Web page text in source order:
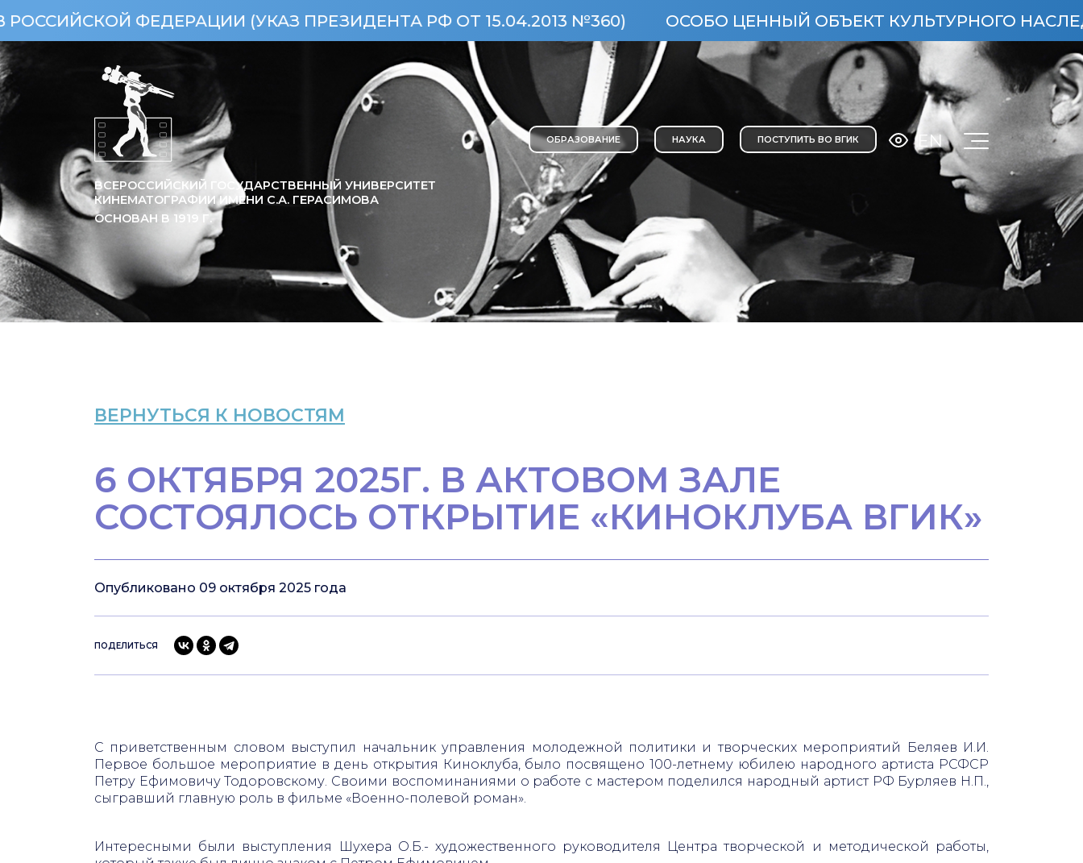
ФЕДЕРАЦИИ (УКАЗ ПРЕЗИДЕНТА РФ ОТ 15.04.2013 №360) ОСОБО ЦЕННЫЙ ОБЪЕКТ КУЛЬТУРНОГО НАСЛЕДИЯ
ВСЕРОССИЙСКИЙ ГОСУДАРСТВЕННЫЙ УНИВЕРСИТЕТ
КИНЕМАТОГРАФИИ ИМЕНИ С.А. ГЕРАСИМОВА
ОСНОВАН В 1919 Г.
ОБРАЗОВАНИЕ НАУКА ПОСТУПИТЬ ВО ВГИК EN
ВЕРНУТЬСЯ К НОВОСТЯМ
6 ОКТЯБРЯ 2025Г. В АКТОВОМ ЗАЛЕ
СОСТОЯЛОСЬ ОТКРЫТИЕ «КИНОКЛУБА ВГИК»
Опубликовано 09 октября 2025 года
ПОДЕЛИТЬСЯ
С приветственным словом выступил начальник управления молодежной политики и творческих мероприятий Беляев И.И.
Первое большое мероприятие в день открытия Киноклуба, было посвящено 100-летнему юбилею народного артиста РСФСР
Петру Ефимовичу Тодоровскому. Своими воспоминаниями о работе с мастером поделился народный артист РФ Бурляев Н.П.,
сыгравший главную роль в фильме «Военно-полевой роман».
Интересными были выступления Шухера О.Б.- художественного руководителя Центра творческой и методической работы,